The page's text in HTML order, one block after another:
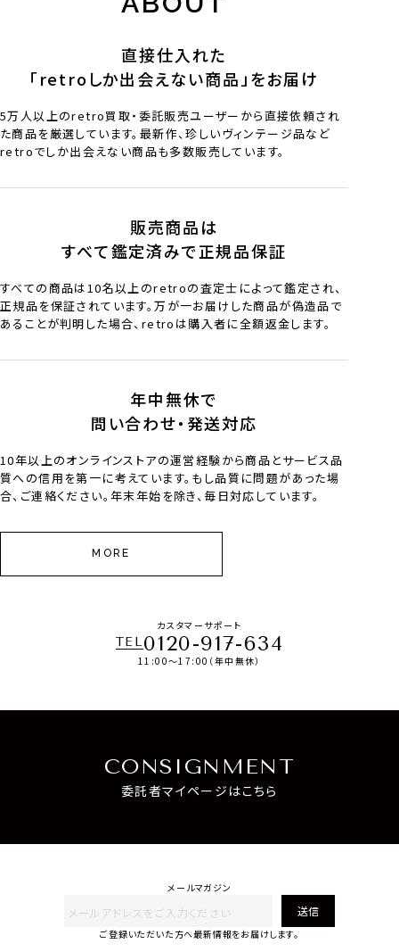
直接仕入れた
「retroしか出会えない商品」をお届け
5万人以上のretro買取・委託販売ユーザーから直接依頼され
た商品を厳選しています。最新作、珍しいヴィンテージ品など
retroでしか出会えない商品も多数販売しています。
販売商品は
すべて鑑定済みで正規品保証
すべての商品は10名以上のretroの査定士によって鑑定され、
正規品を保証されています。万が一お届けした商品が偽造品で
あることが判明した場合、retroは購入者に全額返金します。
年中無休で
問い合わせ・発送対応
10年以上のオンラインストアの運営経験から商品とサービス品
質への信用を第一に考えています。もし品質に問題があった場
合、ご連絡ください。年末年始を除き、毎日対応しています。
MORE
カスタマーサポート
TEL0120-917-634
11:00～17:00（年中無休）
CONSIGNMENT
委託者マイページはこちら
メールマガジン
送信
ご登録いただいた方へ最新情報をお届けします。